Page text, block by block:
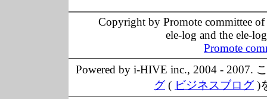
Copyright by Promote committee
ele-log and the ele-
Promote
Powered by i-HIVE inc., 2004 - 2007.
グ( ビジネスブログ)